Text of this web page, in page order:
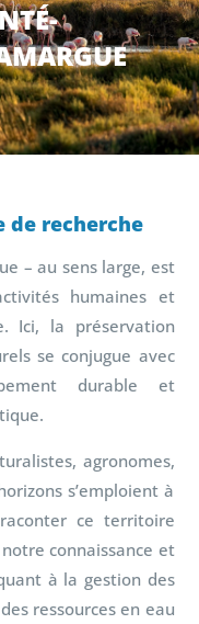
de recherche
– au sens large, est
humaines et
Ici, la préservation
se conjugue avec
durable et
agronomes,
s’emploient à
ce territoire
connaissance et
à la gestion des
des ressources en eau